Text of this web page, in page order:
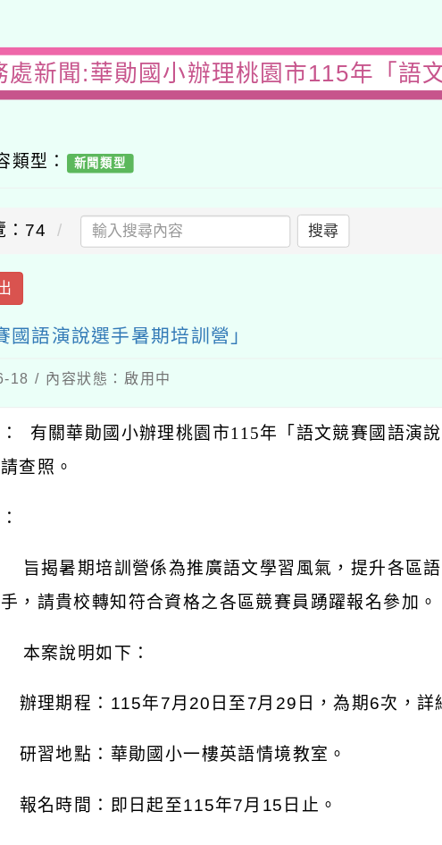
處新聞:華勛國小辦理桃園市115年「語
型： 新聞類型
：74 搜尋
語演說選手暑期培訓營」
18 / 內容狀態：啟用中
有關華勛國小辦理桃園市115年「語文競賽國語演
查照。
旨揭暑期培訓營係為推廣語文學習風氣，提升各區
，請貴校轉知符合資格之各區競賽員踴躍報名參加。
本案說明如下：
辦理期程：115年7月20日至7月29日，為期6次，詳
研習地點：華勛國小一樓英語情境教室。
報名時間：即日起至115年7月15日止。